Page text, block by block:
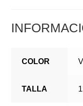
COLOR
TALLA